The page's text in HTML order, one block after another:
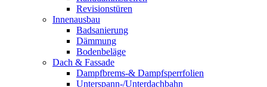
Revisionstüren
Innenausbau
Badsanierung
Dämmung
Bodenbeläge
Dach & Fassade
Dampfbrems-& Dampfsperrfolien
Unterspann-/Unterdachbahn